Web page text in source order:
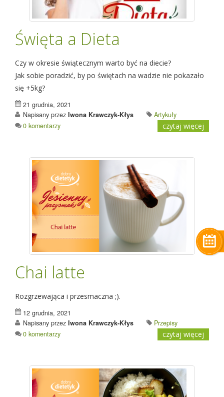
Święta a Dieta
Czy w okresie świątecznym warto być na diecie?
Jak sobie poradzić, by po świętach na wadzie nie pokazało
się +5kg?
21 grudnia, 2021
Napisany przez Iwona Krawczyk-Kłys
Artykuły
0 komentarzy
czytaj więcej
Chai latte
Rozgrzewająca i przesmaczna ;).
12 grudnia, 2021
Napisany przez Iwona Krawczyk-Kłys
Przepisy
0 komentarzy
czytaj więcej